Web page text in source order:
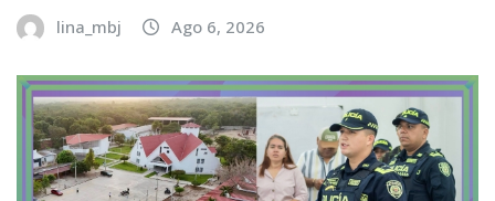
lina_mbj Ago 6, 2026